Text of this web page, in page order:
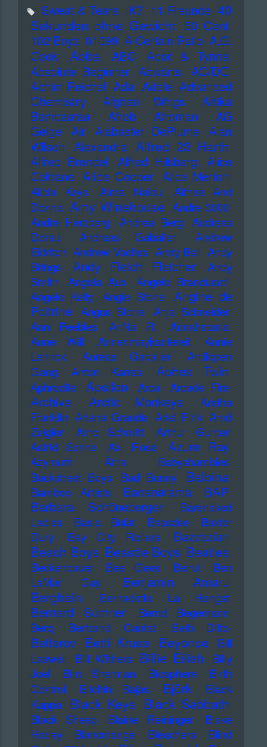
Sweat & Tears !K7 11 Freunde 40
Sekunden ohne Gewicht 50 Cent
102 Boyz 01099 A Certain Ratio A.G.
Cook
Abba ABC
Abor & Tynna
Absolute Beginner Abwärts AC/DC
Achim Reichel Ada Adele Advanced
Chemistry
Afghan Whigs
Afrika
Bambaataa
Afrob Afroman
AG
Geige
Air Alabaster DePlume
Alan
Wilson Alexandra Alfred 23 Harth
Alfred Brendel Alfred Hilsberg
Alice
Coltrane Alice Cooper Alice Merton
Alicia Keys Alma Naidu
Althea And
Donna Amy Winehouse Andre 3000
Andre Herzberg
Andrea Berg
Andreas
Dorau
Andreas Gabalier
Andrew
Eldritch Andrew Vachss Andy Bell Andy
Brings
Andy Fletch Fletcher
Andy
Smith
Angela Aux
Angelo Branduardi
Angelo Kelly
Angie Stone
Angine de
Poitrine Angus Stone Anja Schneider
Ann Peebles
AnNa R.
Annahstasia
Anne Will
Annenmaykantereit
Annie
Lennox
Anreas Gabalier
Antilopen
Gang
Anton Karras Aphex Twin
Aphrodite Apsilon Arca Arcade Fire
Archive Arctic Monkeys
Aretha
Franklin Ariana Grande Ariel Pink Arnd
Zeigler
Arno Schmitt
Arthur Gunter
Astrid Sonne
Axl Rose Azure Ray
Azymuth Ätna
Babyshambles
Backstreet Boys
Bad Bunny Balbina
Bamboo Artists Bananarama
BAP
Barbara Schöneberger
Barenaked
Ladies
Basia Bulat Bassdee
Baxter
Dury
Bay City Rollers Bazzazian
Beach Boys Beastie Boys Beatles
Beckenbauer Bee Gees Beirut
Ben
LaMar Gay
Benjamin Amaru
Berghain Bernadette La Hengst
Bernard Sumner
Bernd Begemann
Berq
Bertrand Cantat Beth Ditto
Betterov Betti Kruse Beyonce
Bill
Laswell
Bill Withers Billie Eilish
Billy
Joel
Bim Sherman Biosphere
Birth
Control
Bitchin Bajas Björk
Black
Kappa Black Keys Black Sabbath
Black Sheep Blaine Reininger
Blake
Harley
Blancmange Bleachers
Blind